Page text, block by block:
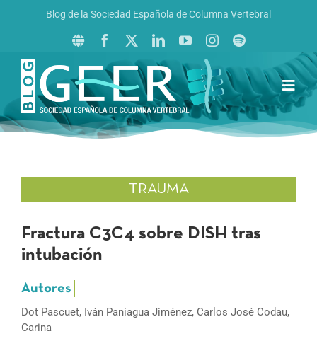
Blog de la Sociedad Española de Columna Vertebral
Inicio
Revista La Columna al Día
TRAUMA
Fractura C3C4 sobre DISH tras
intubación
Dot Pascuet, Iván Paniagua Jiménez, Carlos José Codau,
Carina